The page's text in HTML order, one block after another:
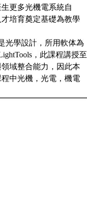
更多光機電系統自
培育奠定基礎為教學
光學設計，所用軟体為
，此課程講授至
域整合能力，因此本
中光機，光電，機電